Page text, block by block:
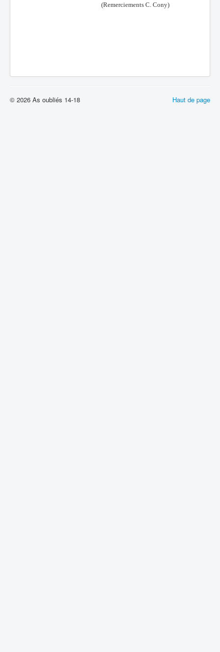
(Remerciements C. Cony)
Haut de page
© 2026 As oubliés 14-18